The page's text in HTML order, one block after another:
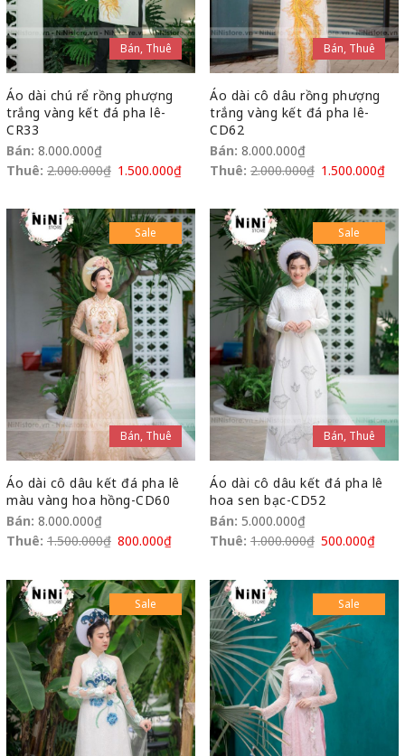
Bán, Thuê
Áo dài chú rể rồng phượng
trắng vàng kết đá pha lê-
CR33
Bán: 8.000.000₫
Thuê: 2.000.000₫ 1.500.000₫
Bán, Thuê
Áo dài cô dâu rồng phượng
trắng vàng kết đá pha lê-
CD62
Bán: 8.000.000₫
Thuê: 2.000.000₫ 1.500.000₫
Bán, Thuê
Sale
Áo dài cô dâu kết đá pha lê
màu vàng hoa hồng-CD60
Bán: 8.000.000₫
Thuê: 1.500.000₫ 800.000₫
Bán, Thuê
Sale
Áo dài cô dâu kết đá pha lê
hoa sen bạc-CD52
Bán: 5.000.000₫
Thuê: 1.000.000₫ 500.000₫
Sale Sale